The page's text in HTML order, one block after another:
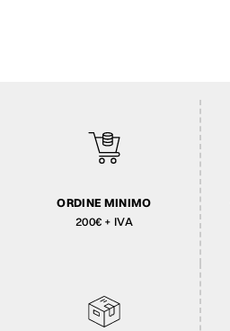
ORDINE MINIMO
200€ + IVA